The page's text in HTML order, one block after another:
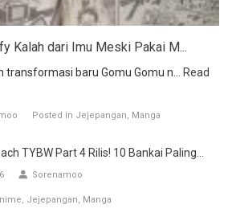
Kalah dari Imu Meski Pakai M...
transformasi baru Gomu Gomu n...
Read
Posted in Jejepangan Manga
TYBW Part 4 Rilis! 10 Bankai Paling...
Sorenamoo
Jejepangan Manga